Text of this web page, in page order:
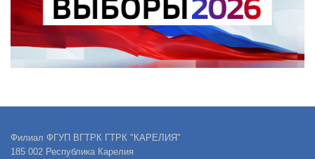
Филиал ФГУП ВГТРК ГТРК "КАРЕЛИЯ"
185 002 Республика Карелия